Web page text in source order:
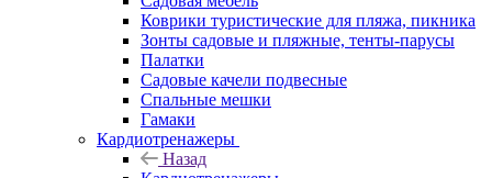
Коврики туристические для пляжа, пикника
Зонты садовые и пляжные, тенты-парусы
Палатки
Садовые качели подвесные
Спальные мешки
Гамаки
Кардиотренажеры
Назад